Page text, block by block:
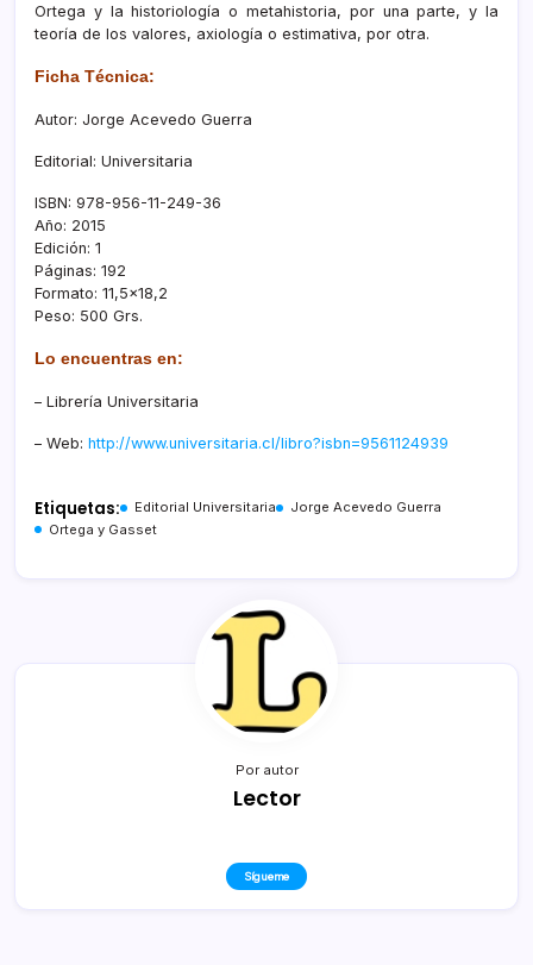
Ortega y la historiología o metahistoria, por una parte, y la
teoría de los valores, axiología o estimativa, por otra.
Ficha Técnica:
Autor: Jorge Acevedo Guerra
Editorial: Universitaria
ISBN: 978-956-11-249-36
Año: 2015
Edición: 1
Páginas: 192
Formato: 11,5×18,2
Peso: 500 Grs.
Lo encuentras en:
– Librería Universitaria
– Web: http://www.universitaria.cl/libro?isbn=9561124939
Etiquetas: Editorial Universitaria
Jorge Acevedo Guerra
Ortega y Gasset
Por autor
Lector
Sígueme